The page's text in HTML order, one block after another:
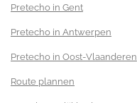
Pretecho in Gent
Pretecho in Antwerpen
Pretecho in Oost-Vlaanderen
Route plannen